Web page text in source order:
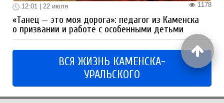
1178
12:01 | 22 июля
«Танец — это моя дорога»: педагог из Каменска
о призвании и работе с особенными детьми
ВСЯ ЖИЗНЬ КАМЕНСКА-
УРАЛЬСКОГО